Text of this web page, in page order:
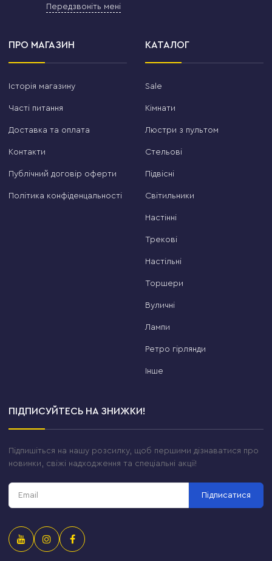
Передзвоніть мені
ПРО МАГАЗИН
Історія магазину
Часті питання
Доставка та оплата
Контакти
Публічний договір оферти
Політика конфіденцальності
КАТАЛОГ
Sale
Кімнати
Люстри з пультом
Стельові
Підвісні
Світильники
Настінні
Трекові
Настільні
Торшери
Вуличні
Лампи
Ретро гірлянди
Інше
ПІДПИСУЙТЕСЬ НА ЗНИЖКИ!
Підпишіться на нашу розсилку, щоб першими дізнаватися про
новинки, свіжі надходження та спеціальні акції!
Підписатися